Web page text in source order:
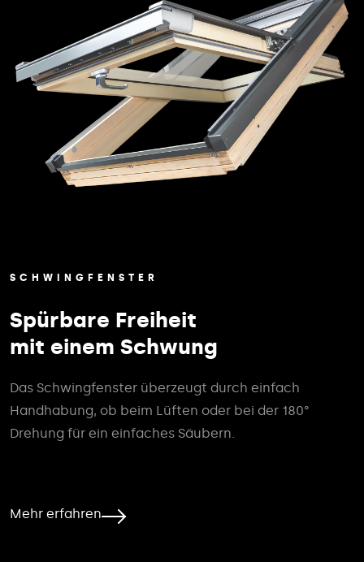
SCHWINGFENSTER
Spürbare Freiheit
mit einem Schwung
Das Schwingfenster überzeugt durch einfach
Handhabung, ob beim Lüften oder bei der 180°
Drehung für ein einfaches Säubern.
Mehr erfahren